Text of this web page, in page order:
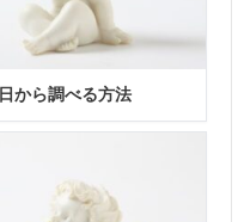
から調べる方法